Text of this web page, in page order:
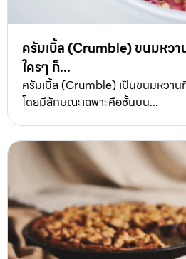
ครัมเบิ้ล (Crumble) ขนมหว
ใครๆ ก็...
ครัมเบิ้ล (Crumble) เป็นขนมหวา
โดยมีลักษณะเฉพาะคือชั้นบน...